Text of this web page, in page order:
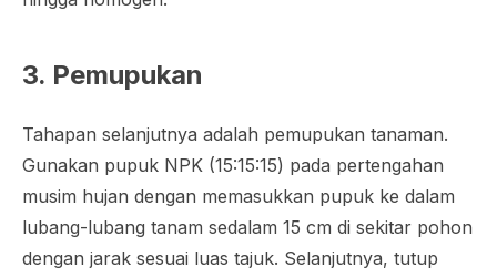
3. Pemupukan
Tahapan selanjutnya adalah pemupukan tanaman.
Gunakan pupuk NPK (15:15:15) pada pertengahan
musim hujan dengan memasukkan pupuk ke dalam
lubang-lubang tanam sedalam 15 cm di sekitar pohon
dengan jarak sesuai luas tajuk. Selanjutnya, tutup